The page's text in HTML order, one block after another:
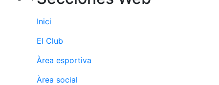
Inici
El Club
Àrea esportiva
Àrea social